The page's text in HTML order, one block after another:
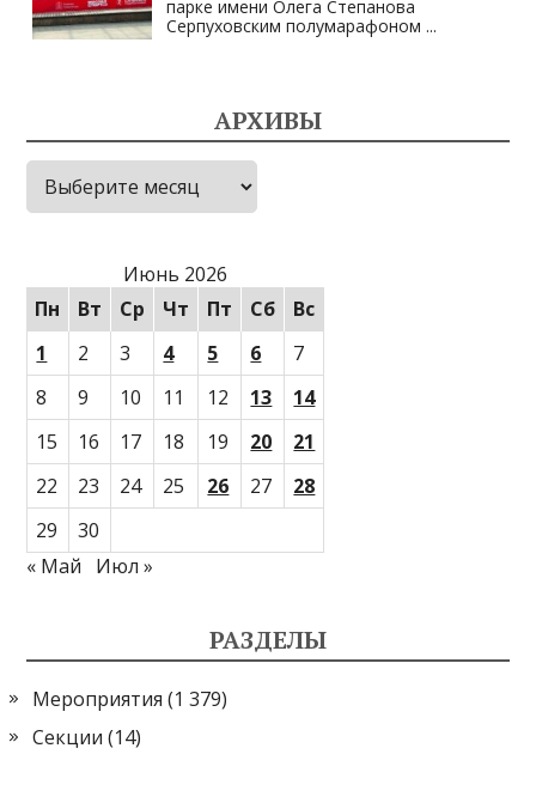
парке имени Олега Степанова
Серпуховским полумарафоном ...
АРХИВЫ
Архивы
Июнь 2026
Пн
Вт Ср Чт Пт Сб
Вс
1
2 3 4 5 6
7
8
9 10 11 12 13
14
15
16 17 18 19 20
21
22
23 24 25 26 27
28
29
30
« Май
Июл »
РАЗДЕЛЫ
Мероприятия (1 379)
Секции (14)